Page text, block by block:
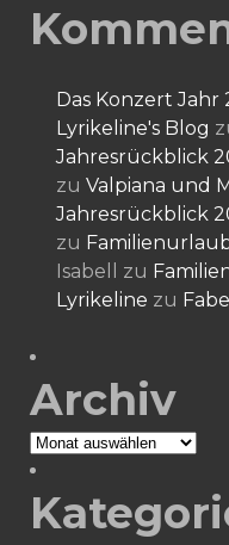
Das Konzert Jahr
Lyrikeline's Blog
Jahresrückblick
zu Valpiana und
Jahresrückblick
zu
Isabell
zu
Lyrikeline zu
Archiv
Archiv